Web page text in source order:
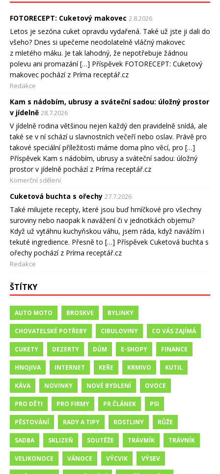
FOTORECEPT: Cuketový makovec 2.8.2026
Letos je sezóna cuket opravdu vydařená. Také už jste ji dali do
všeho? Dnes si upečeme neodolatelně vláčný makovec
z mletého máku. Je tak lahodný, že nepotřebuje žádnou
polevu ani promazání […] Příspěvek FOTORECEPT: Cuketový
makovec pochází z Príma receptář.cz
Redakce
Kam s nádobím, ubrusy a sváteční sadou: úložný prostor
v jídelně 28.7.2026
V jídelně rodina většinou nejen každý den pravidelně snídá, ale
také se v ní schází u slavnostních večeří nebo oslav. Právě pro
takové speciální příležitosti máme doma plno věcí, pro […]
Příspěvek Kam s nádobím, ubrusy a sváteční sadou: úložný
prostor v jídelně pochází z Príma receptář.cz
Komerční sdělení
Cuketová buchta s ořechy 27.7.2026
Také milujete recepty, které jsou buď hrníčkové pro všechny
suroviny nebo naopak k navážení či v jednotkách objemu?
Když už vytáhnu kuchyňskou váhu, jsem ráda, když navážím i
tekuté ingredience. Přesně to […] Příspěvek Cuketová buchta s
ořechy pochází z Príma receptář.cz
Redakce
ŠTÍTKY
AUTO MOTO BROSKVE BYLINKY
CHOVATELSKÉ POTŘEBY CIBULOVINY CO VÁS ZAJÍMÁ
CUKETY DEZERTY DŮM E-SHOPY FINANCE
HNOJIVA INTERNET KEŘE KRMIVO KUTIL
KÁVA NOVINKY NOVÉ BYDLENÍ OVOCE
PRO DĚTI PRO FIRMY PR ČLÁNEK PSI
PĚSTOVÁNÍ RADY A TIPY ROSTLINY RŮŽE
SADBA SKLIZEŇ SOUTĚŽE TRÁVMÍK TRÁVNÍK
VELIKONOCE VÁNOCE VÝCVIK VÝSEV